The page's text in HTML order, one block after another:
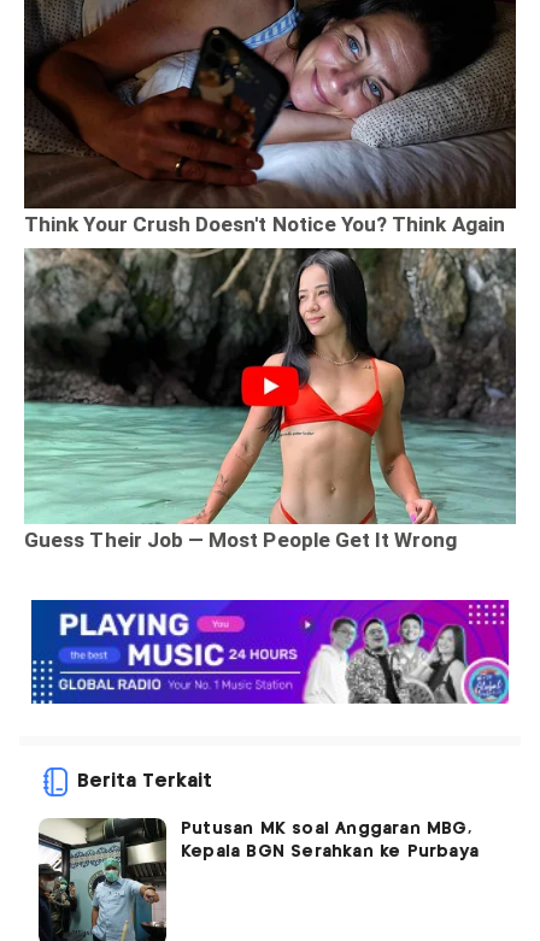
Berita Terkait
Putusan MK soal Anggaran MBG,
Kepala BGN Serahkan ke Purbaya